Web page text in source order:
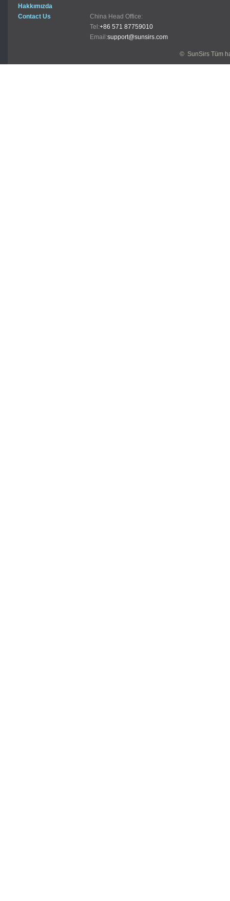
Hakkımızda
Contact Us
China Head Office:
Tel:+86 571 87759010
Email:support@sunsirs.com
© SunSirs Tüm